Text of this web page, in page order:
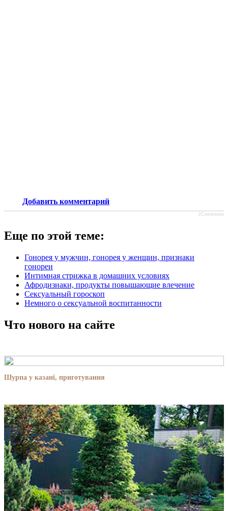
Добавить комментарий
JComments
Еще по этой теме:
Гонорея у мужчин, гонорея у женщин, признаки
гонореи
Интимная стрижка в домашних условиях
Афродизиаки, продукты повышающие влечение
Сексуальный гороскоп
Немного о сексуальной воспитанности
Что нового на сайте
Шурпа у казані, приготування